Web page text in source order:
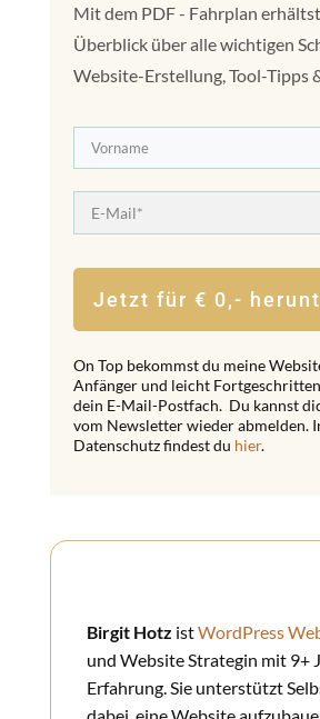
Mit dem PDF - Fahrplan
Überblick über alle wichtigen
Website-Erstellung, Tool-Tipps
Jetzt für € 0,-
On Top bekommst du meine
Anfänger und leicht
dein E-Mail-Postfach. Du kannst
vom Newsletter wieder abmelden.
Datenschutz findest du hier.
Birgit Hotz istWordPress
und Website Strategin mit 9+
Erfahrung. Sie unterstützt
dabei, eine Website